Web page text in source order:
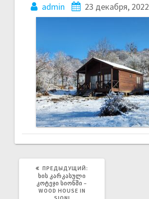
admin 23 декабря, 2022
ПРЕДЫДУЩИЙ:
ᲮᲘᲡ ᲙᲐᲠᲙᲐᲡᲣᲚᲘ
ᲙᲝᲢᲔᲯᲘ ᲡᲘᲝᲜᲨᲘ –
WOOD HOUSE IN